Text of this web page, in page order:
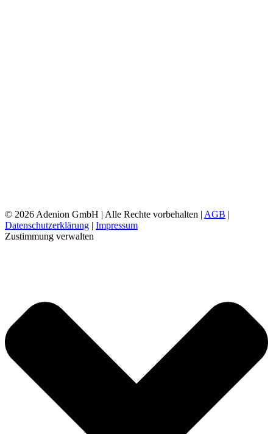
© 2026 Adenion GmbH | Alle Rechte vorbehalten | AGB |
Datenschutzerklärung | Impressum
Zustimmung verwalten